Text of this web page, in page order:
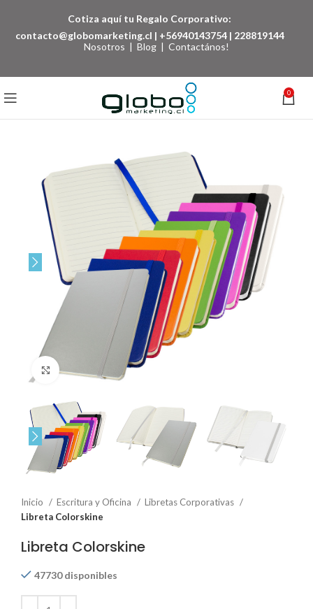
Cotiza aquí tu Regalo Corporativo:
contacto@globomarketing.cl | +56940143754 | 228819144
Nosotros | Blog | Contactános!
0
Click to enlarge
Inicio Escritura y Oficina
Libretas Corporativas
Libreta Colorskine
Libreta Colorskine
47730 disponibles